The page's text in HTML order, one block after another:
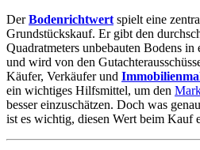
DerBodenrichtwert spielt eine
Grundstückskauf. Er gibt den
Quadratmeters unbebauten Bodens
und wird von den
Käufer, Verkäufer und
ein wichtiges Hilfsmittel, um den
besser einzuschätzen. Doch was
ist es wichtig, diesen Wert beim Kauf